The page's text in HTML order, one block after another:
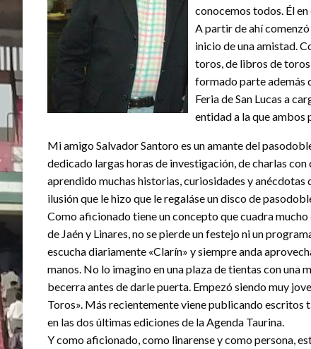
conocemos todos. Él
A partir de ahí
inicio de una amistad.
toros, de libros de
formado parte además
Feria de San Lucas a
entidad a la que ambos
Mi amigo Salvador Santoro es un amante del
dedicado largas horas de investigación, de charlas
aprendido muchas historias, curiosidades y anécdotas
ilusión que le hizo que le regaláse un disco de
Como aficionado tiene un concepto que cuadra
de Jaén y Linares, no se pierde un festejo ni un
escucha diariamente «Clarín» y siempre anda
manos. No lo imagino en una plaza de tientas con una
becerra antes de darle puerta. Empezó siendo muy
Toros». Más recientemente viene publicando escritos
en las dos últimas ediciones de la Agenda Taurina.
Y como aficionado, como linarense y como persona,